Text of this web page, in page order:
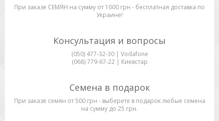
При заказе СЕМЯН на сумму от 1000 грн - бесплатная доставка по
Украине!
Консультация и вопросы
(050) 477-32-30 | Vodafone
(068) 779-67-22 | Киевстар
Семена в подарок
При заказе семян от 500 грн - выберете в подарок любые семена
на сумму до 25 грн.